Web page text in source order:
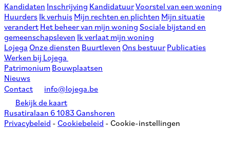
Kandidaten Inschrijving KandidatuurVoorstel van een woning
Huurders Ik verhuis Mijn rechten en plichten Mijn situatie
verandert Het beheer van mijn woning Sociale bijstand en
gemeenschapsleven Ik verlaat mijn woning
Lojega Onze diensten Buurtleven Ons bestuur Publicaties
Werken bij Lojega
Patrimonium Bouwplaatsen
Nieuws
Contact
info@lojega.be
Bekijk de kaart
Rusatiralaan 6 1083 Ganshoren
Privacybeleid - Cookiebeleid - Cookie-instellingen